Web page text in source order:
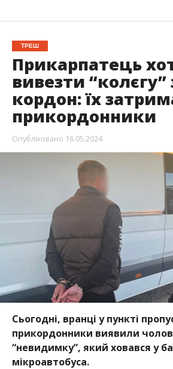
ТРЕШ
Прикарпатець
вивезти “колєгу”
кордон: їх
прикордонники
Опубліковано 16.05.2024
Сьогодні, вранці у пункті
прикордонники виявили
“невидимку”, який ховався у
мікроавтобуса.